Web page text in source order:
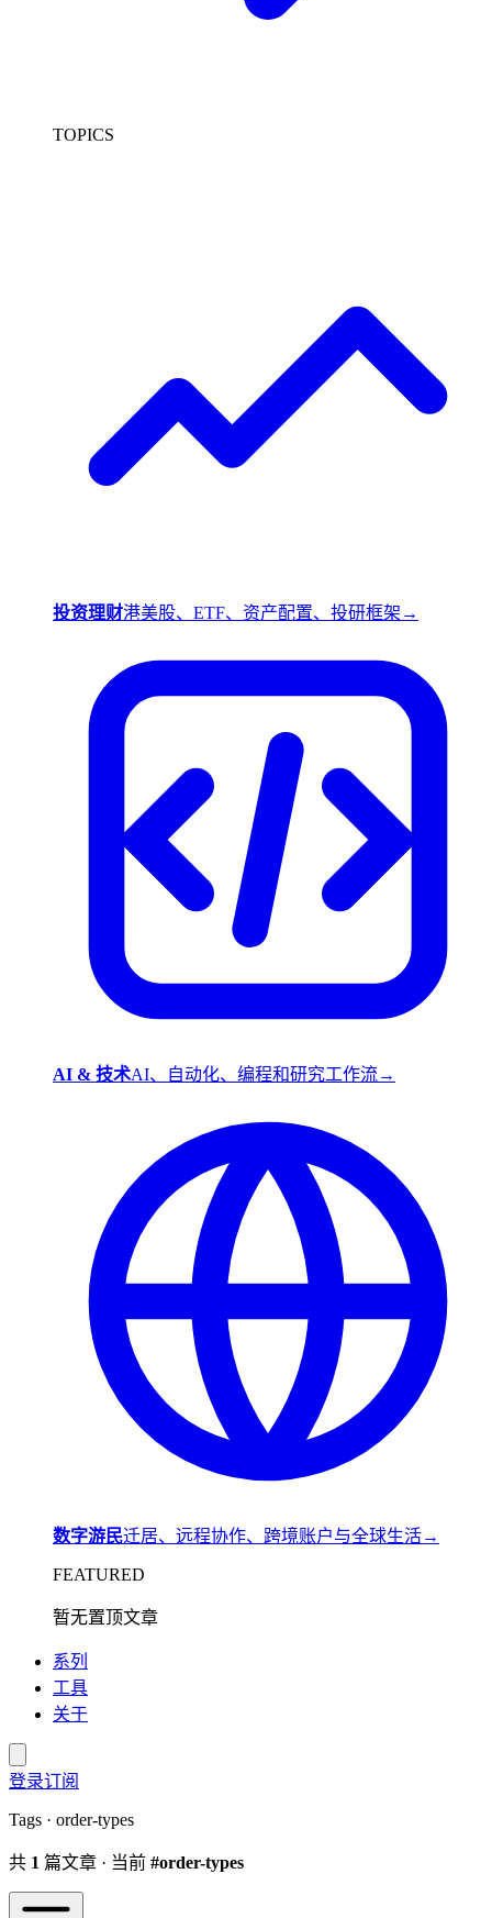
TOPICS
投资理财港美股、ETF、资产配置、投研框架 →
AI & 技术AI、自动化、编程和研究工作流→
数字游民迁居、远程协作、跨境账户与全球生活→
FEATURED
暂无置顶文章
系列
工具
关于
登录订阅
Tags · order-types
共 1 篇文章 · 当前 #order-types